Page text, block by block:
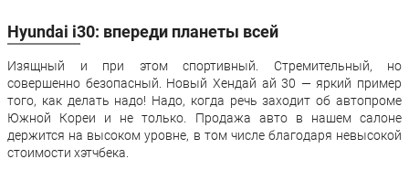
Передние
тормоза:
Дисковые
Задние тормоза: Дисковые Дисковые
Гарантия: 5 лет или 150 000 км пробега
Hyundai i30: впереди планеты всей
Изящный и при этом спортивный. Стремительный, но
совершенно безопасный. Новый Хендай ай 30 — яркий пример
того, как делать надо! Надо, когда речь заходит об автопроме
Южной Кореи и не только. Продажа авто в нашем салоне
держится на высоком уровне, в том числе благодаря невысокой
стоимости хэтчбека.